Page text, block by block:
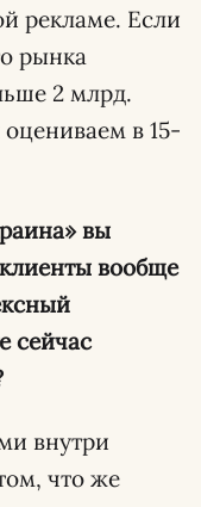
рекламе. Если
рынка
2 млрд.
в 15-
вы
вообще
сейчас
внутри
что же